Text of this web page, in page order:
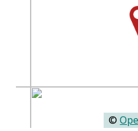
©